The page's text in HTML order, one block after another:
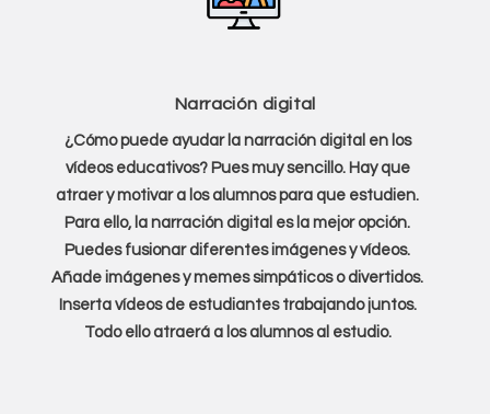
Narración digital
¿Cómo puede ayudar la narración digital en los
vídeos educativos? Pues muy sencillo. Hay que
atraer y motivar a los alumnos para que estudien.
Para ello, la narración digital es la mejor opción.
Puedes fusionar diferentes imágenes y vídeos.
Añade imágenes y memes simpáticos o divertidos.
Inserta vídeos de estudiantes trabajando juntos.
Todo ello atraerá a los alumnos al estudio.